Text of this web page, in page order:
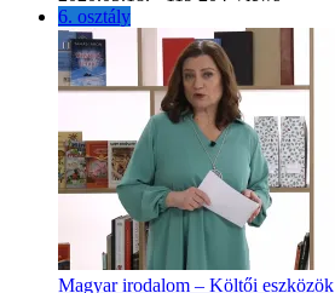
6. osztály
Magyar irodalom – Költői eszközök